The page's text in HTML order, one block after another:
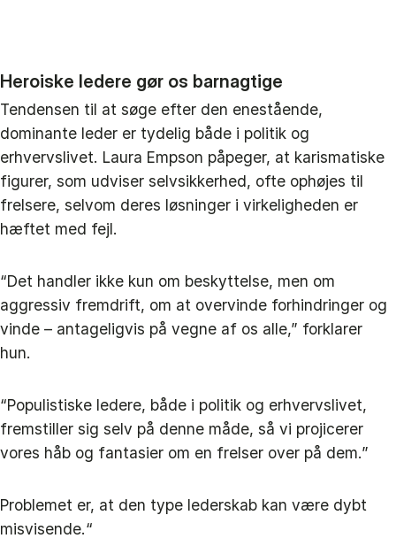
Heroiske ledere gør os barnagtige
Tendensen til at søge efter den enestående,
dominante leder er tydelig både i politik og
erhvervslivet. Laura Empson påpeger, at karismatiske
figurer, som udviser selvsikkerhed, ofte ophøjes til
frelsere, selvom deres løsninger i virkeligheden er
hæftet med fejl.
“Det handler ikke kun om beskyttelse, men om
aggressiv fremdrift, om at overvinde forhindringer og
vinde – antageligvis på vegne af os alle,” forklarer
hun.
“Populistiske ledere, både i politik og erhvervslivet,
fremstiller sig selv på denne måde, så vi projicerer
vores håb og fantasier om en frelser over på dem.”
Problemet er, at den type lederskab kan være dybt
misvisende.“